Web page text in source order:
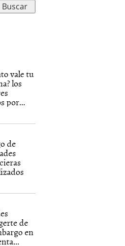
vale tu
los
por...
de
de
en